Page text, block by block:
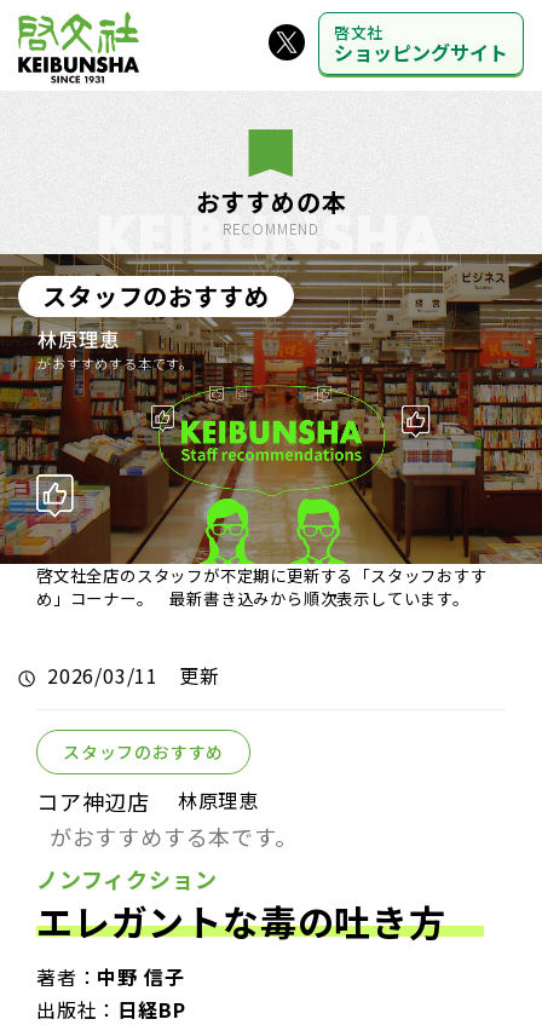
啓文社
ショッピングサイト
おすすめの本
RECOMMEND
スタッフのおすすめ
林原理恵
がおすすめする本です。
啓文社全店のスタッフが不定期に更新する「スタッフおすす
め」コーナー。 最新書き込みから順次表示しています。
2026/03/11 更新
スタッフのおすすめ
コア神辺店 林原理恵
がおすすめする本です。
ノンフィクション
エレガントな毒の吐き方
著者： 中野 信子
出版社： 日経BP